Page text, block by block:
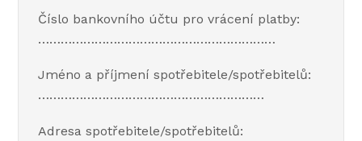
Číslo bankovního účtu pro vrácení platby:
………………………………………………………
Jméno a příjmení spotřebitele/spotřebitelů:
……………………………………………………
Adresa spotřebitele/spotřebitelů: